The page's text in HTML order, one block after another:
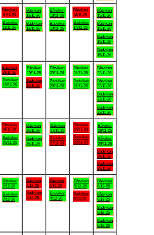
Båtviken
11/11-26
Badviken
11/11-26
Båtviken
12/11-26
Badviken
12/11-26
Båtviken
13/11-26
Badviken
13/11-26
Båtviken
14/11-26
Badviken
14/11-26
Båtviken
15/11-26
Båtviken
15/11-26
Badviken
15/11-26
Badviken
15/11-26
Båtviken
18/11-26
Badviken
18/11-26
Båtviken
19/11-26
Badviken
19/11-26
Båtviken
20/11-26
Badviken
20/11-26
Båtviken
21/11-26
Badviken
21/11-26
Båtviken
22/11-26
Båtviken
22/11-26
Badviken
22/11-26
Badviken
22/11-26
Båtviken
25/11-26
Badviken
25/11-26
Båtviken
26/11-26
Badviken
26/11-26
Båtviken
27/11-26
Badviken
27/11-26
Båtviken
28/11-26
Badviken
28/11-26
Båtviken
29/11-26
Båtviken
29/11-26
Badviken
29/11-26
Badviken
29/11-26
Båtviken
2/12-26
Badviken
2/12-26
Båtviken
3/12-26
Badviken
3/12-26
Båtviken
4/12-26
Badviken
4/12-26
Båtviken
5/12-26
Badviken
5/12-26
Båtviken
6/12-26
Båtviken
6/12-26
Badviken
6/12-26
Badviken
6/12-26